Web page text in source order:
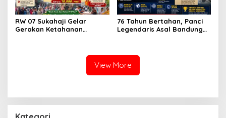
RW 07 Sukahaji Gelar
Gerakan Ketahanan
76 Tahun Bertahan, Panci
Legendaris Asal Bandung
View More